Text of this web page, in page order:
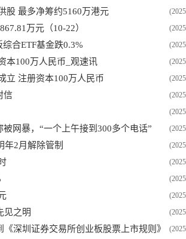
股 最多净筹约5160万港元
万元（10-22）
综合ETF基金跌0.3%
本100万人民币_观速讯
立 注册资本100万人民币
信
被网暴，“一个上午接到300多个电话”
年2月解除管制
见之明
深圳证券交易所创业板股票上市规则》